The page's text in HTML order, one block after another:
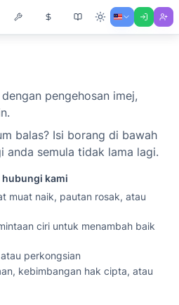
pengehosan imej,
balas? Isi borang di bawah
anda semula tidak lama lagi.
hubungi kami
muat naik, pautan rosak, atau
ciri untuk menambah baik
perkongsian
kebimbangan hak cipta, atau